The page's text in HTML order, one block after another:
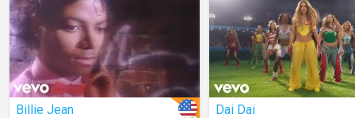
Billie Jean Dai Dai